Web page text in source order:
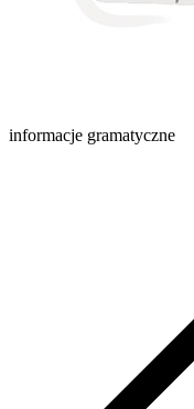
informacje gramatyczne